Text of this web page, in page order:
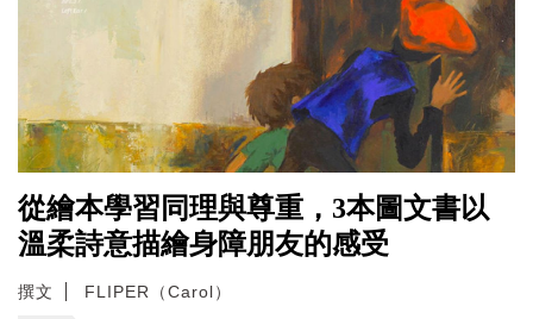
從繪本學習同理與尊重，3本圖文書以
溫柔詩意描繪身障朋友的感受
撰文 FLIPER（Carol）